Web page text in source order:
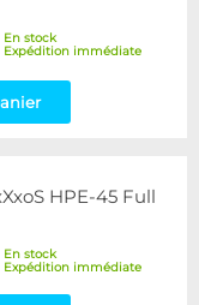
En stock
Expédition immédiate
HPE-45 Full
En stock
Expédition immédiate